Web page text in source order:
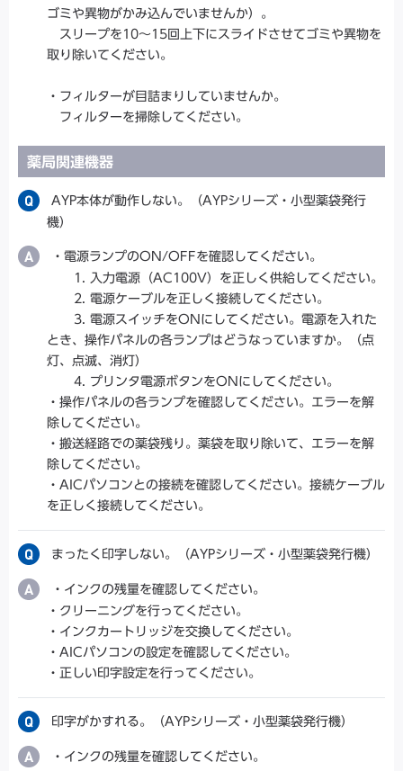
ゴミや異物がかみ込んでいませんか）。
スリープを10～15回上下にスライドさせてゴミや異物を
取り除いてください。
・フィルターが目詰まりしていませんか。
フィルターを掃除してください。
薬局関連機器
AYP本体が動作しない。（AYPシリーズ・小型薬袋発行
機）
・電源ランプのON/OFFを確認してください。
1. 入力電源（AC100V）を正しく供給してください。
2. 電源ケーブルを正しく接続してください。
3. 電源スイッチをONにしてください。電源を入れた
とき、操作パネルの各ランプはどうなっていますか。（点
灯、点滅、消灯）
4. プリンタ電源ボタンをONにしてください。
・操作パネルの各ランプを確認してください。エラーを解
除してください。
・搬送経路での薬袋残り。薬袋を取り除いて、エラーを解
除してください。
・AICパソコンとの接続を確認してください。接続ケーブル
を正しく接続してください。
まったく印字しない。（AYPシリーズ・小型薬袋発行機）
・インクの残量を確認してください。
・クリーニングを行ってください。
・インクカートリッジを交換してください。
・AICパソコンの設定を確認してください。
・正しい印字設定を行ってください。
印字がかすれる。（AYPシリーズ・小型薬袋発行機）
・インクの残量を確認してください。